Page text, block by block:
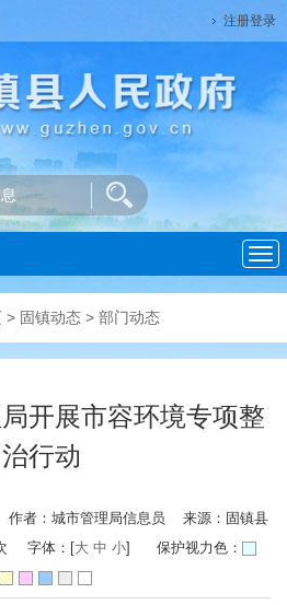
注册登录
导
航
> 固镇动态 > 部门动态
开展市容环境专项整
治行动
作者：城市管理局信息员 来源：固镇县
字体：[大 中 小] 保护视力色：